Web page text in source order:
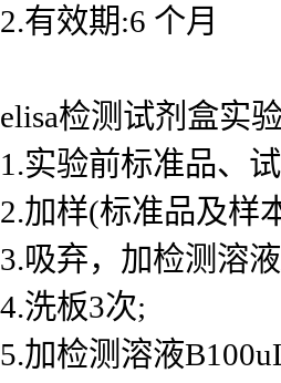
2.有效期:6 个月
elisa检测试剂盒实
1.实验前标准品、
2.加样(标准品及样
3.吸弃，加检测溶
4.洗板3次;
5.加检测溶液